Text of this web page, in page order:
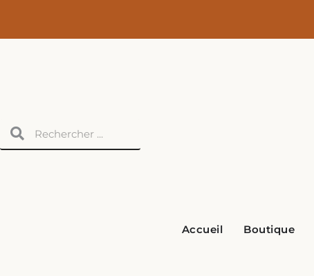
contenu
RechercherRechercher
Accueil Boutique